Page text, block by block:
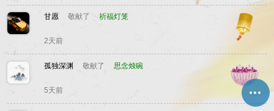
甘愿 敬献了 祈福灯笼
2天前
孤独深渊 敬献了 思念烛碗
5天前